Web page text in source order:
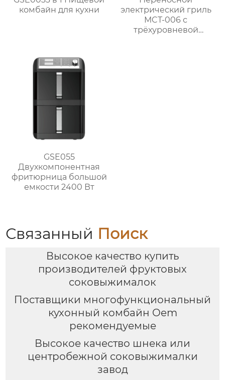
комбайн для кухни
электрический гриль
MCT-006 с
трёхуровневой
GSE055
Двухкомпонентная
фритюрница большой
емкости 2400 Вт
Связанный Поиск
Высокое качество купить
производителей фруктовых
соковыжималок
Поставщики многофункциональный
кухонный комбайн Oem
рекомендуемые
Высокое качество шнека или
центробежной соковыжималки
завод